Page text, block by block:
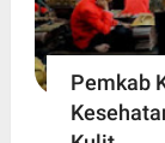
Pemkab